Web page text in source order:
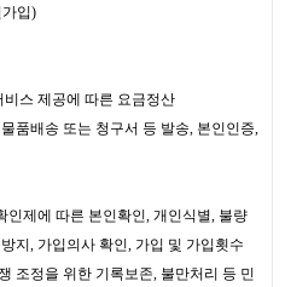
입)
스 제공에 따른 요금정산
품배송 또는 청구서 등 발송, 본인인증,
인제에 따른 본인확인, 개인식별, 불량
지, 가입의사 확인, 가입 및 가입횟수
조정을 위한 기록보존, 불만처리 등 민